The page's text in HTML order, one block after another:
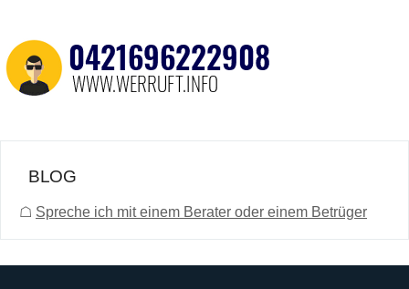
BLOG
☖ Spreche ich mit einem Berater oder einem Betrüger